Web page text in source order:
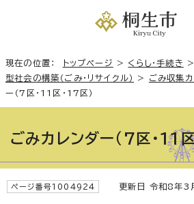
現在の位置： トップページ > くらし・手続き
型社会の構築（ごみ・リサイクル）
> ごみ収集
ー（7区・11区・17区）
ごみカレンダー（7区・11
ページ番号1004924 更新日 令和8年3